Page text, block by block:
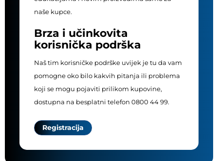
naše kupce.
Brza i učinkovita
korisnička podrška
Naš tim korisničke podrške uvijek je tu da vam
pomogne oko bilo kakvih pitanja ili problema
koji se mogu pojaviti prilikom kupovine,
dostupna na besplatni telefon 0800 44 99.
Registracija